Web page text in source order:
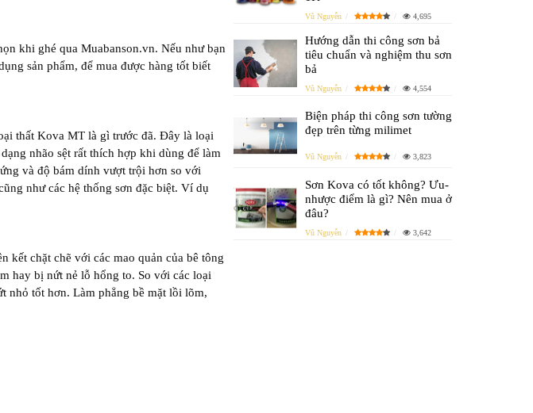
khi ghé qua Muabanson.vn. Nếu như bạn
sản phẩm, để mua được hàng tốt biết
thất Kova MT là gì trước đã. Đây là loại
nhão sệt rất thích hợp khi dùng để làm
và độ bám dính vượt trội hơn so với
như các hệ thống sơn đặc biệt. Ví dụ
kết chặt chẽ với các mao quản của bê tông
hay bị nứt nẻ lỗ hổng to. So với các loại
nhỏ tốt hơn. Làm phẳng bề mặt lồi lõm,
Vũ Nguyễn 4,695
Hướng dẫn thi công sơn bả
tiêu chuẩn và nghiệm thu sơn
bả
Vũ Nguyễn 4,554
Biện pháp thi công sơn tường
đẹp trên từng milimet
Vũ Nguyễn 3,823
Sơn Kova có tốt không? Ưu-
nhược điểm là gì? Nên mua ở
đâu?
Vũ Nguyễn 3,642